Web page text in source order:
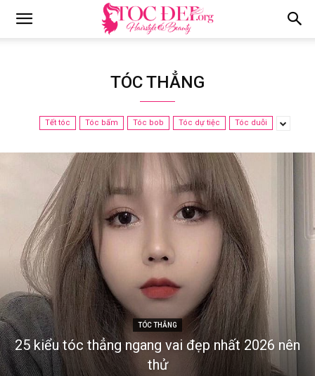
TÓC THẲNG
Tết tóc Tóc bấm Tóc bob Tóc dự tiệc Tóc duỗi
TÓC THẲNG
25 kiểu tóc thẳng ngang vai đẹp nhất 2026 nên
thử